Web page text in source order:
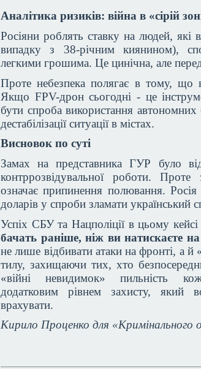
Аналітика ризиків: війна в «сірій
Росіяни роблять ставку на людей,
випадку з 38-річним киянином),
легкими грошима. Це цинічна, але
Проте небезпека полягає в тому, що
Якщо FPV-дрон сьогодні - це
бути спроба використання
дестабілізації ситуації в містах.
Висновок по суті
Замах на представника ГУР було
контррозвідувальної роботи.
означає припинення полювання. Росія
доларів у спроби зламати український
Успіх СБУ та Нацполіції в цьому
бачать раніше, ніж ви натискаєте
не лише відбивати атаки на фронті, а
тилу, захищаючи тих, хто
«війні невидимок» пильність
додатковим рівнем захисту, який
врахувати.
Кирило Проценко для «Кримінального